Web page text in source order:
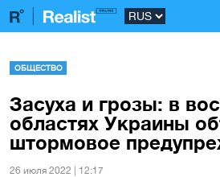
ОБЩЕСТВО
Засуха и грозы: в
областях Украины
штормовое
26 июля 2022 | 12:17